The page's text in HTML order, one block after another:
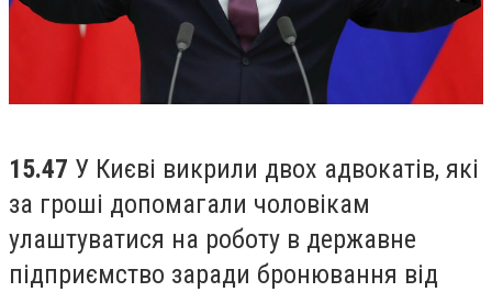
15.47 У Києві викрили двох адвокатів, які
за гроші допомагали чоловікам
улаштуватися на роботу в державне
підприємство заради бронювання від